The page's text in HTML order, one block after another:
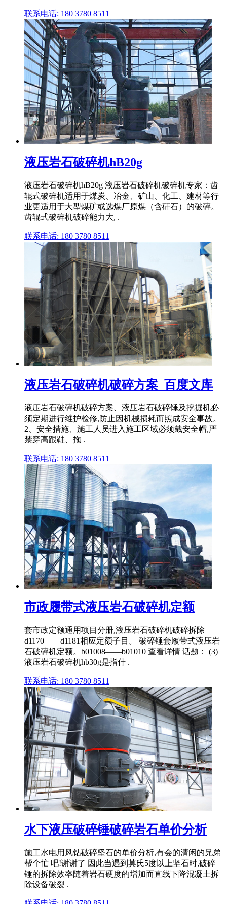
联系电话: 180 3780 8511
液压岩石破碎机hB20g
液压岩石破碎机hB20g 液压岩石破碎机破碎机专家：齿
辊式破碎机适用于煤炭、冶金、矿山、化工、建材等行
业更适用于大型煤矿或选煤厂原煤（含矸石）的破碎。
齿辊式破碎机破碎能力大, .
联系电话: 180 3780 8511
液压岩石破碎机破碎方案_百度文库
液压岩石破碎机破碎方案、液压岩石破碎锤及挖掘机必
须定期进行维护检修,防止因机械损耗而照成安全事故。
2、安全措施、施工人员进入施工区域必须戴安全帽,严
禁穿高跟鞋、拖 .
联系电话: 180 3780 8511
市政履带式液压岩石破碎机定额
套市政定额通用项目分册,液压岩石破碎机破碎拆除
d1170——d1181相应定额子目。 破碎锤套履带式液压岩
石破碎机定额。b01008——b01010 查看详情 话题： (3)
液压岩石破碎机hb30g是指什 .
联系电话: 180 3780 8511
水下液压破碎锤破碎岩石单价分析
施工水电用风钻破碎坚石的单价分析,有会的清闲的兄弟
帮个忙 吧!谢谢了 因此当遇到莫氏5度以上坚石时,破碎
锤的拆除效率随着岩石硬度的增加而直线下降混凝土拆
除设备破裂 .